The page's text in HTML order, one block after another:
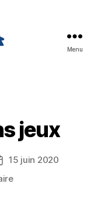
Menu
jeux
de
15 juin 2020
sur